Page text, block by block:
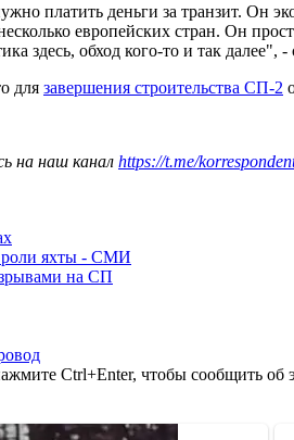
платить деньги за транзит. Он
европейских стран. Он
здесь, обход кого-то и так далее", -
для завершения строительства СП-2
на наш канал https://t.me/
роли яхты - СМИ
на СП
Ctrl+Enter, чтобы сообщить об